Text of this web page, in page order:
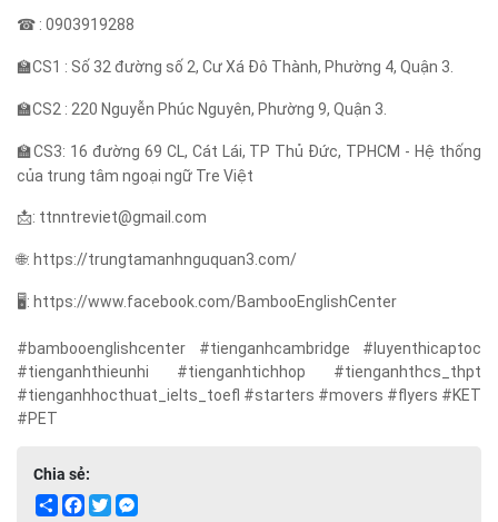
☎ : 0903919288
🏫CS1 : Số 32 đường số 2, Cư Xá Đô Thành, Phường 4, Quận 3.
🏫CS2 : 220 Nguyễn Phúc Nguyên, Phường 9, Quận 3.
🏫CS3: 16 đường 69 CL, Cát Lái, TP Thủ Đức, TPHCM - Hệ thống
của trung tâm ngoại ngữ Tre Việt
📩: ttnntreviet@gmail.com
🌐: https://trungtamanhnguquan3.com/
🖥: https://www.facebook.com/BambooEnglishCenter
#bambooenglishcenter #tienganhcambridge #luyenthicaptoc
#tienganhthieunhi #tienganhtichhop #tienganhthcs_thpt
#tienganhhocthuat_ielts_toefl #starters #movers #flyers #KET
#PET
Chia sẻ:
ShareFacebook
Twitter